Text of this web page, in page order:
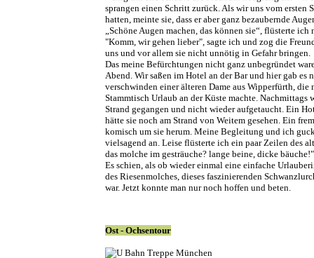
sprangen einen Schritt zurück. Als wir uns vom ersten
hatten, meinte sie, dass er aber ganz bezaubernde
„Schöne Augen machen, das können sie“, flüsterte
"Komm, wir gehen lieber", sagte ich und zog die
uns und vor allem sie nicht unnötig in Gefahr bringen.
Das meine Befürchtungen nicht ganz unbegründet
Abend. Wir saßen im Hotel an der Bar und hier gab es
verschwinden einer älteren Dame aus Wipperfürth, die
Stammtisch Urlaub an der Küste machte. Nachmittags
Strand gegangen und nicht wieder aufgetaucht. Ein
hätte sie noch am Strand von Weitem gesehen. Ein
komisch um sie herum. Meine Begleitung und ich
vielsagend an. Leise flüsterte ich ein paar Zeilen des
das molche im gesträuche? lange beine, dicke
Es schien, als ob wieder einmal eine einfache
des Riesenmolches, dieses faszinierenden
war. Jetzt konnte man nur noch hoffen und beten.
Ost - Ochsentour